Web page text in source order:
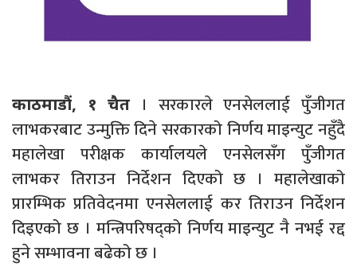
काठमाडौं, १ चैत
। सरकारले एनसेललाई पुँजीगत
लाभकरबाट उन्मुक्ति दिने सरकारको निर्णय माइन्युट नहुँदै
महालेखा परीक्षक कार्यालयले एनसेलसँग पुँजीगत
लाभकर तिराउन निर्देशन दिएको छ । महालेखाको
प्रारम्भिक प्रतिवेदनमा एनसेललाई कर तिराउन निर्देशन
दिइएको छ । मन्त्रिपरिषद्को निर्णय माइन्युट नै नभई रद्द
हुने सम्भावना बढेको छ ।